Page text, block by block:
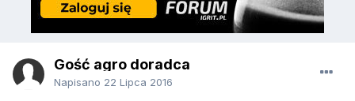
Gość agro doradca
Napisano 22 Lipca 2016